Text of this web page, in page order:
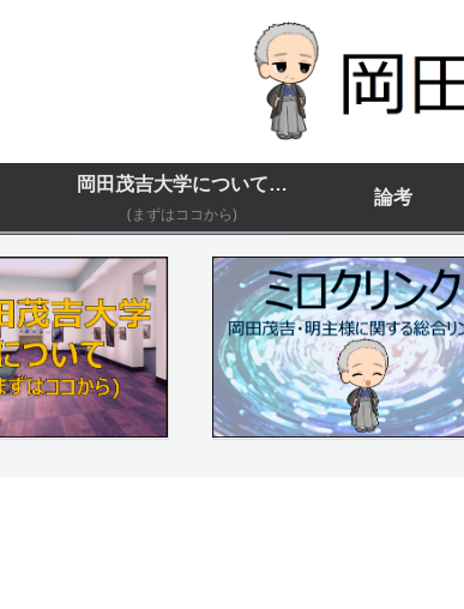
岡田茂吉大学について(まずはココから)
(まずはココから)
論考